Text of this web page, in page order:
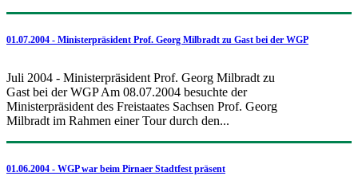
01.07.2004 - Ministerpräsident Prof. Georg Milbradt zu Gast bei der WGP
Juli 2004 - Ministerpräsident Prof. Georg Milbradt zu
Gast bei der WGP Am 08.07.2004 besuchte der
Ministerpräsident des Freistaates Sachsen Prof. Georg
Milbradt im Rahmen einer Tour durch den...
01.06.2004 - WGP war beim Pirnaer Stadtfest präsent